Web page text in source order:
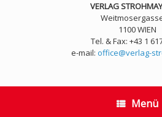
VERLAG
1100 WIEN
Tel. & Fax: +43 1
e-mail: office@verlag-
Menü